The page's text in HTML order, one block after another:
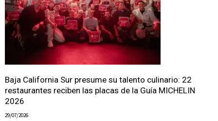
Baja California Sur presume su talento culinario: 22
restaurantes reciben las placas de la Guía MICHELIN
2026
29/07/2026